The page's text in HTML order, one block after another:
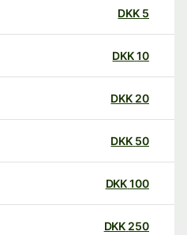
DKK
DKK
20
DKK
50
DKK
100
DKK
250
DKK